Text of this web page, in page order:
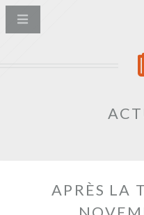
APRÈS LA